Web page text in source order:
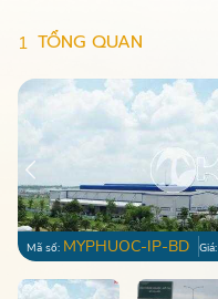
1 TỔNG QUAN
Mã số: MYPHUOC-IP-BD Giá: